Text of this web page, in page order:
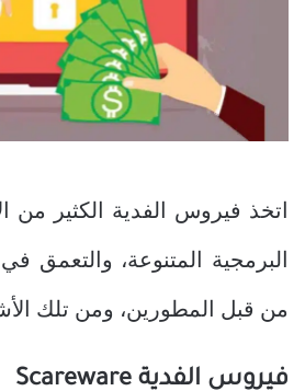
اتخذ فيروس الفدية الكثير من
البرمجية المتنوعة، والتعمق
من قبل المطورين، ومن تلك
فيروس الفدية Scareware